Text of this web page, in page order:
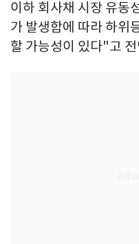
이하 회사채 시장 유동
가 발생함에 따라 하위
할 가능성이 있다"고